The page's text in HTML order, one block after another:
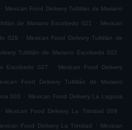
. Mexican Food Delivery Tultitlán de Mariano
de Mariano Escobedo 021 . Mexican
029 . Mexican Food Delivery Tultitlán de
Tultitlán de Mariano Escobedo 002 .
Escobedo 027 . Mexican Food Delivery
Food Delivery Tultitlán de Mariano
003 . Mexican Food Delivery La Laguna
. Mexican Food Delivery La Trinidad 009 .
Food Delivery La Trinidad . Mexican